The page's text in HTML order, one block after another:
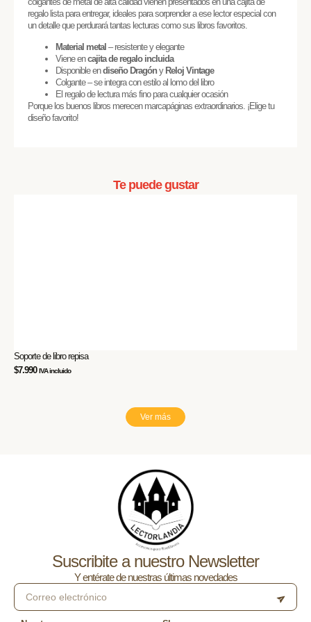
regalo lista para entregar, ideales para sorprender a ese lector especial con
un detalle que perdurará tantas lecturas como sus libros favoritos.
Material metal – resistente y elegante
Viene encajita de regalo incluida
Disponible endiseño Dragón y Reloj Vintage
Colgante – se integra con estilo al lomo del libro
El regalo de lectura más fino para cualquier ocasión
Porque los buenos libros merecen marcapáginas extraordinarios. ¡Elige tu
diseño favorito!
Te puede gustar
Soporte de libro repisa
$7.990 IVA incluido
Ver más
Suscribite a nuestro Newsletter
Y entérate de nuestras últimas novedades